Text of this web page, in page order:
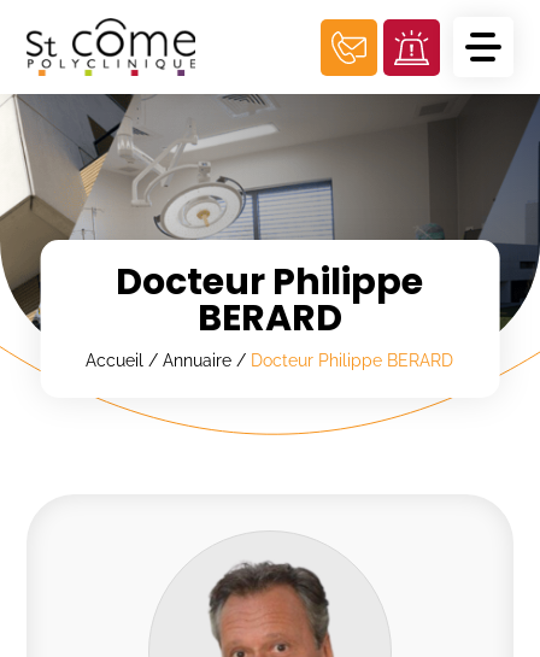
Docteur Philippe
BERARD
Accueil /Annuaire / Docteur Philippe BERARD